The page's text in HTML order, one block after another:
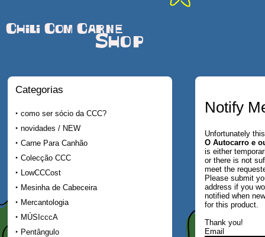
Chili Com Carne
Shop
Categorias
como ser sócio da CCC?
novidades / NEW
Carne Para Canhão
Colecção CCC
LowCCCost
Mesinha de Cabeceira
Mercantologia
MÚSIcccA
Pentângulo
Notify
Unfortunately
O Autocarro e
is either
or there is not
meet the
Please submit
address if you
notified when
for this product.
Thank you!
Email